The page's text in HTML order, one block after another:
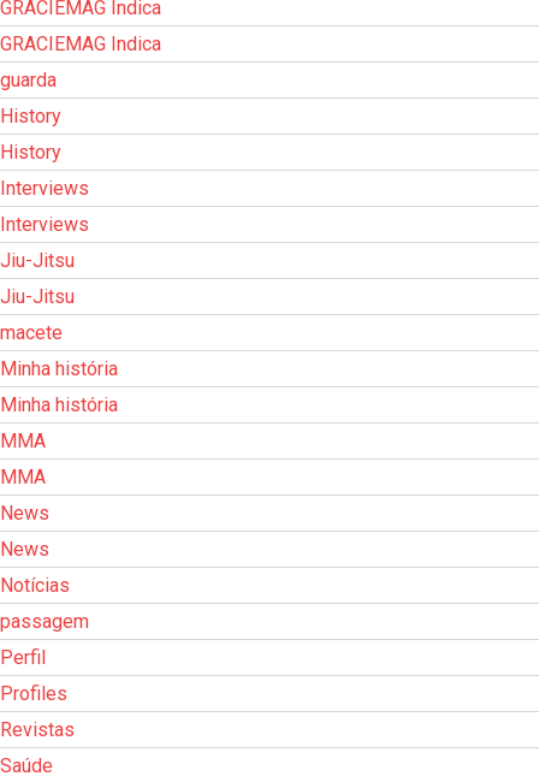
GRACIEMAG Indica
GRACIEMAG Indica
guarda
History
History
Interviews
Interviews
Jiu-Jitsu
Jiu-Jitsu
macete
Minha história
Minha história
MMA
MMA
News
News
Notícias
passagem
Perfil
Profiles
Revistas
Saúde